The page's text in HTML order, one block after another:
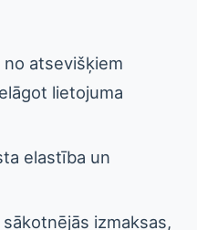
no atsevišķiem
lietojuma
elastība un
izmaksas,